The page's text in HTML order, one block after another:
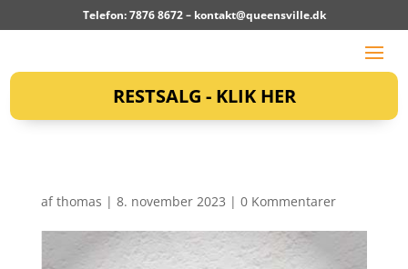
Telefon: 7876 8672 – kontakt@queensville.dk
RESTSALG - KLIK HER
afthomas | 8. november 2023 | 0 Kommentarer